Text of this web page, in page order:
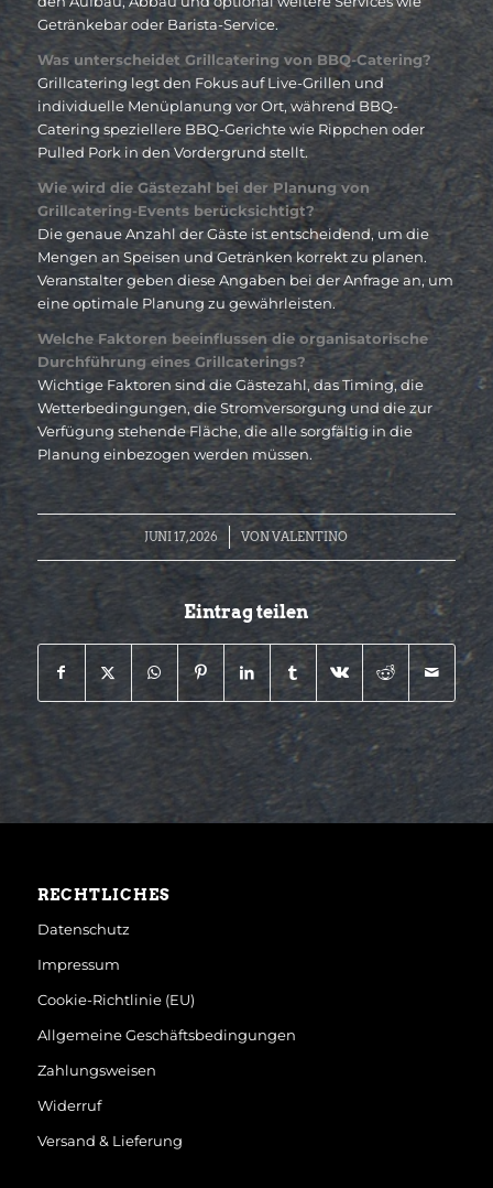
Getränkebar oder Barista-Service.
Was unterscheidet Grillcatering von BBQ-Catering?
Grillcatering legt den Fokus auf Live-Grillen und
individuelle Menüplanung vor Ort, während BBQ-
Catering speziellere BBQ-Gerichte wie Rippchen oder
Pulled Pork in den Vordergrund stellt.
Wie wird die Gästezahl bei der Planung von
Grillcatering-Events berücksichtigt?
Die genaue Anzahl der Gäste ist entscheidend, um die
Mengen an Speisen und Getränken korrekt zu planen.
Veranstalter geben diese Angaben bei der Anfrage an, um
eine optimale Planung zu gewährleisten.
Welche Faktoren beeinflussen die organisatorische
Durchführung eines Grillcaterings?
Wichtige Faktoren sind die Gästezahl, das Timing, die
Wetterbedingungen, die Stromversorgung und die zur
Verfügung stehende Fläche, die alle sorgfältig in die
Planung einbezogen werden müssen.
JUNI 17, 2026
/ VONVALENTINO
Eintrag teilen
RECHTLICHES
Datenschutz
Impressum
Cookie-Richtlinie (EU)
Allgemeine Geschäftsbedingungen
Zahlungsweisen
Widerruf
Versand & Lieferung